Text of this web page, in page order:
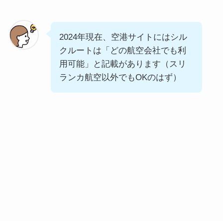
2024年現在、空港サイトにはシル
クルートは「どの航空会社でも利
用可能」と記載があります（スリ
ランカ航空以外でもOKのはず）